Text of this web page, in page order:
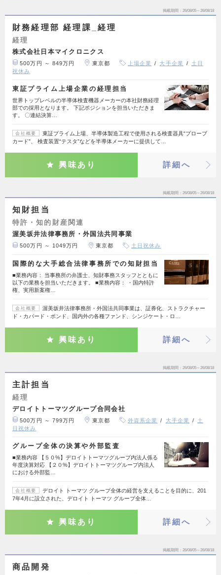
掲載期間 26/08/05～26/08/18
財務経理部 経理課_経理
経理
株式会社日本マイクロニクス
500万円 ～ 849万円 東京都 上場企業 大手企業
土日
祝休み
東証プライム上場企業の経理担当
世界トップレベルの半導体検査機器メーカーの本社財務経理
部での採用となります。 下記ポジションを担当いただきま
す。 〇連結決算…
会社概要
東証プライム上場、半導体製造工程で使用される検査器具“プローブ
カード”、 検査装置“テスタ”などを半導体メーカーに提供して…
興味あり 詳細へ
掲載期間 26/08/05～26/08/18
知財担当
特許・知的財産関連
渥美坂井法律事務所・外国法共同事業
500万円 ～ 1049万円 東京都 土日祝休み
国際的な大手総合法律事務所での知財担当
■業務内容： 当事務所の弁護士、知財事務スタッフとともに
以下の業務を担当いただきます。 ■業務内容： ・国内特許
権、実用新案権…
会社概要
渥美坂井法律事務所・外国法共同事業は、証券化、ストラクチャー
ド・カバード・ボンド、国内外の各種ファンド、シンジケート・ロ…
興味あり 詳細へ
掲載期間 26/08/05～26/08/18
主計担当
経理
デロイトトーマツグループ合同会社
500万円 ～ 799万円 東京都 外資系企業 大手企業
土
日祝休み
グループ全体の決算や外部監査
■業務内容 【５０%】デロイトトーマツグループ内法人係る
年度決算対応 【２０%】デロイトトーマツグループ内法人
における外部監…
会社概要
デロイト トーマツ グループ全体の経営を支えることを目的に、201
7年4月に設立された、デロイト トーマツ グループ全体…
興味あり 詳細へ
掲載期間 26/08/05～26/08/18
商品開発